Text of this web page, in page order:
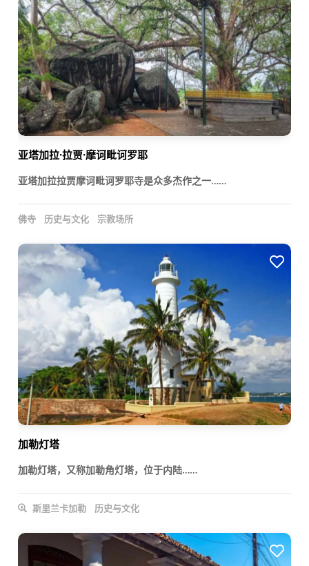
亚塔加拉·拉贾·摩诃毗诃罗耶
亚塔加拉拉贾摩诃毗诃罗耶寺是众多杰作之一……
佛寺 历史与文化 宗教场所
加勒灯塔
加勒灯塔，又称加勒角灯塔，位于内陆……
斯里兰卡加勒 历史与文化